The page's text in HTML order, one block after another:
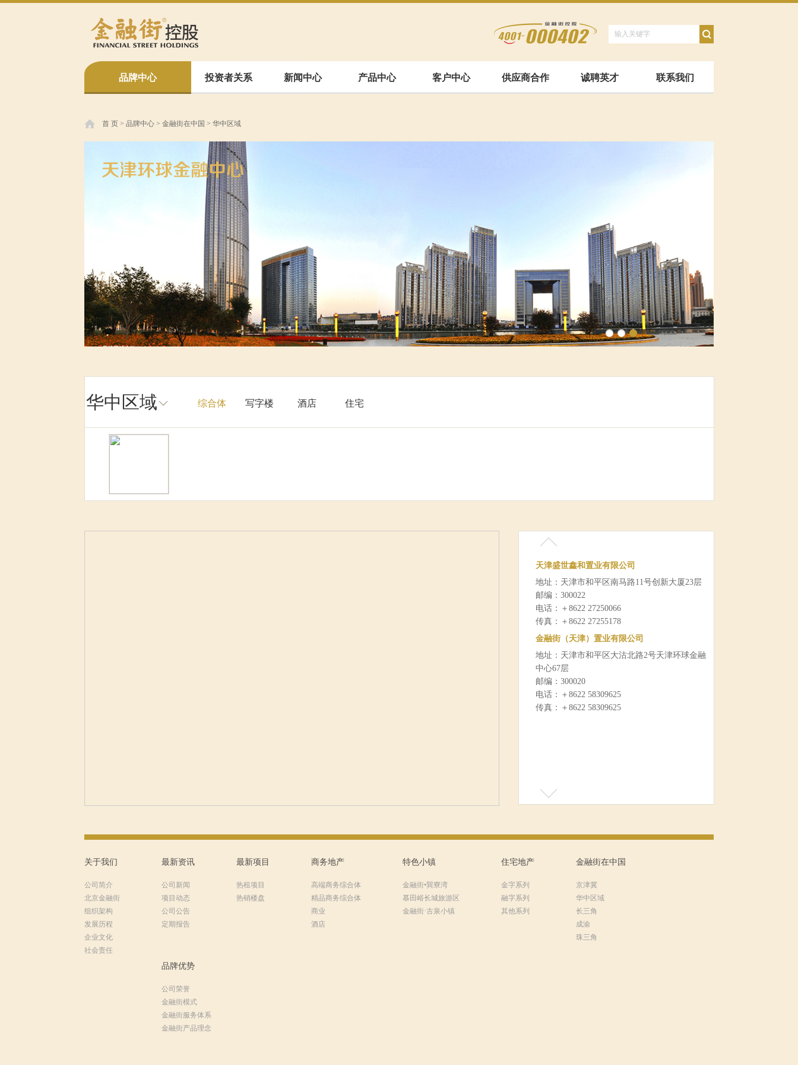
品牌中心 投资者关系 新闻中心 产品中心 客户中心 供应商合作 诚聘英才 联系我们
首 页 > 品牌中心 > 金融街在中国 > 华中区域
华中区域 综合体 写字楼 酒店 住宅
天津盛世鑫和置业有限公司
地址：天津市和平区南马路11号创新大厦23层
邮编：300022
电话：＋8622 27250066
传真：＋8622 27255178
金融街（天津）置业有限公司
地址：天津市和平区大沽北路2号天津环球金融
中心67层
邮编：300020
电话：＋8622 58309625
传真：＋8622 58309625
关于我们
公司简介
北京金融街
组织架构
发展历程
企业文化
社会责任
最新资讯
公司新闻
项目动态
公司公告
定期报告
最新项目
热租项目
热销楼盘
商务地产
高端商务综合体
精品商务综合体
商业
酒店
特色小镇
金融街•巽寮湾
慕田峪长城旅游区
金融街·古泉小镇
住宅地产
金字系列
融字系列
其他系列
金融街在中国
京津冀
华中区域
长三角
成渝
珠三角
品牌优势
公司荣誉
金融街模式
金融街服务体系
金融街产品理念